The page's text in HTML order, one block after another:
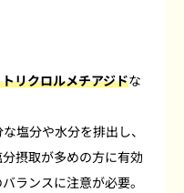
リクロルメチアジドな
塩分や水分を排出し、
摂取が多めの方に有効
ランスに注意が必要。